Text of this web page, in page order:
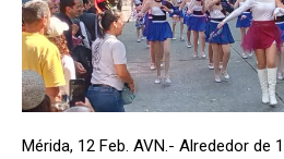
Mérida, 12 Feb. AVN.- Alrededor de